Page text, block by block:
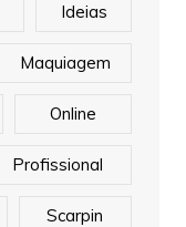
Ideias
Maquiagem
Online
Profissional
Scarpin